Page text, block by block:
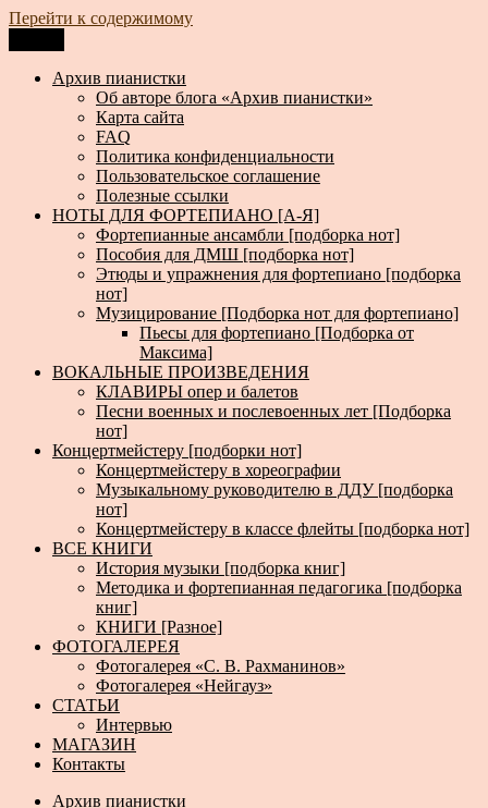
Перейти к содержимому
Архив пианистки
Всё для пианистов: ноты, книги, музыка, статьи…
Архив пианистки
Об авторе блога «Архив пианистки»
Карта сайта
FAQ
Политика конфиденциальности
Пользовательское соглашение
Полезные ссылки
НОТЫ ДЛЯ ФОРТЕПИАНО [А-Я]
Фортепианные ансамбли [подборка нот]
Пособия для ДМШ [подборка нот]
Этюды и упражнения для фортепиано [подборка
нот]
Музицирование [Подборка нот для фортепиано]
Пьесы для фортепиано [Подборка от
Максима]
ВОКАЛЬНЫЕ ПРОИЗВЕДЕНИЯ
КЛАВИРЫ опер и балетов
Песни военных и послевоенных лет [Подборка
нот]
Концертмейстеру [подборки нот]
Концертмейстеру в хореографии
Музыкальному руководителю в ДДУ [подборка
нот]
Концертмейстеру в классе флейты [подборка нот]
ВСЕ КНИГИ
История музыки [подборка книг]
Методика и фортепианная педагогика [подборка
книг]
КНИГИ [Разное]
ФОТОГАЛЕРЕЯ
Фотогалерея «С. В. Рахманинов»
Фотогалерея «Нейгауз»
СТАТЬИ
Интервью
МАГАЗИН
Контакты
Архив пианистки